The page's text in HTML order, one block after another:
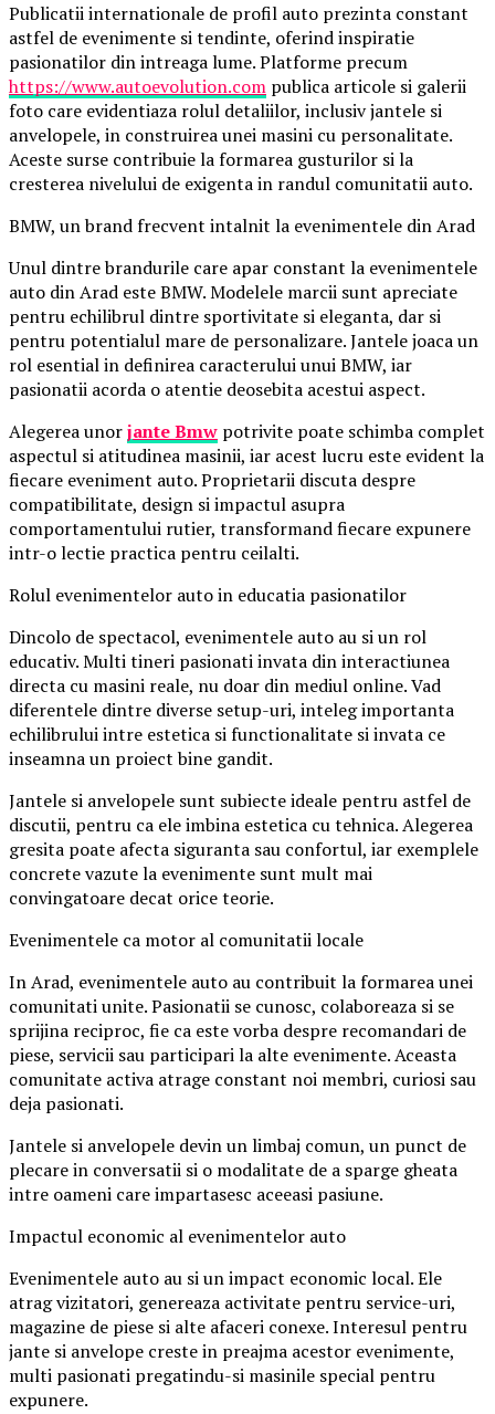
Publicatii internationale de profil auto prezinta constant
astfel de evenimente si tendinte, oferind inspiratie
pasionatilor din intreaga lume. Platforme precum
https://www.autoevolution.com publica articole si galerii
foto care evidentiaza rolul detaliilor, inclusiv jantele si
anvelopele, in construirea unei masini cu personalitate.
Aceste surse contribuie la formarea gusturilor si la
cresterea nivelului de exigenta in randul comunitatii auto.
BMW, un brand frecvent intalnit la evenimentele din Arad
Unul dintre brandurile care apar constant la evenimentele
auto din Arad este BMW. Modelele marcii sunt apreciate
pentru echilibrul dintre sportivitate si eleganta, dar si
pentru potentialul mare de personalizare. Jantele joaca un
rol esential in definirea caracterului unui BMW, iar
pasionatii acorda o atentie deosebita acestui aspect.
Alegerea unorjante Bmw potrivite poate schimba complet
aspectul si atitudinea masinii, iar acest lucru este evident la
fiecare eveniment auto. Proprietarii discuta despre
compatibilitate, design si impactul asupra
comportamentului rutier, transformand fiecare expunere
intr-o lectie practica pentru ceilalti.
Rolul evenimentelor auto in educatia pasionatilor
Dincolo de spectacol, evenimentele auto au si un rol
educativ. Multi tineri pasionati invata din interactiunea
directa cu masini reale, nu doar din mediul online. Vad
diferentele dintre diverse setup-uri, inteleg importanta
echilibrului intre estetica si functionalitate si invata ce
inseamna un proiect bine gandit.
Jantele si anvelopele sunt subiecte ideale pentru astfel de
discutii, pentru ca ele imbina estetica cu tehnica. Alegerea
gresita poate afecta siguranta sau confortul, iar exemplele
concrete vazute la evenimente sunt mult mai
convingatoare decat orice teorie.
Evenimentele ca motor al comunitatii locale
In Arad, evenimentele auto au contribuit la formarea unei
comunitati unite. Pasionatii se cunosc, colaboreaza si se
sprijina reciproc, fie ca este vorba despre recomandari de
piese, servicii sau participari la alte evenimente. Aceasta
comunitate activa atrage constant noi membri, curiosi sau
deja pasionati.
Jantele si anvelopele devin un limbaj comun, un punct de
plecare in conversatii si o modalitate de a sparge gheata
intre oameni care impartasesc aceeasi pasiune.
Impactul economic al evenimentelor auto
Evenimentele auto au si un impact economic local. Ele
atrag vizitatori, genereaza activitate pentru service-uri,
magazine de piese si alte afaceri conexe. Interesul pentru
jante si anvelope creste in preajma acestor evenimente,
multi pasionati pregatindu-si masinile special pentru
expunere.